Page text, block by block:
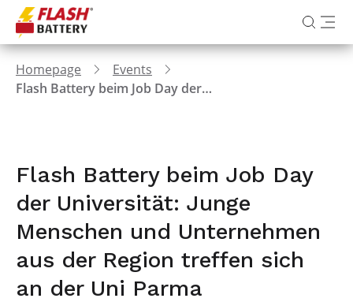
Homepage
Events
Flash Battery beim Job Day der Universität: Junge Menschen und Unternehmen aus der Region treffen sich an der Uni Parma
Flash Battery beim Job Day
der Universität: Junge
Menschen und Unternehmen
aus der Region treffen sich
an der Uni Parma